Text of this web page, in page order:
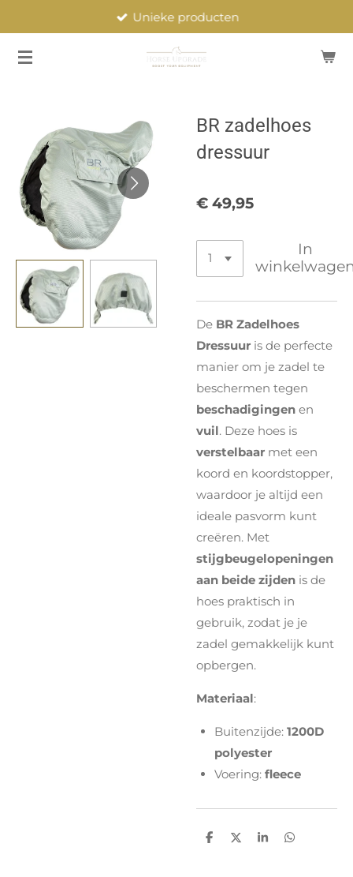
naar
Unieke producten
BR zadelhoes
dressuur
€ 49,95
In
De BR Zadelhoes
Dressuur is de perfecte
manier om je zadel te
beschermen tegen
beschadigingen en
vuil. Deze hoes is
verstelbaar met een
koord en koordstopper,
waardoor je altijd een
ideale pasvorm kunt
creëren. Met
stijgbeugelopeningen
aan beide zijden is de
hoes praktisch in
gebruik, zodat je je
zadel gemakkelijk kunt
opbergen.
Materiaal:
Buitenzijde: 1200D
polyester
Voering: fleece
D
D
S
D